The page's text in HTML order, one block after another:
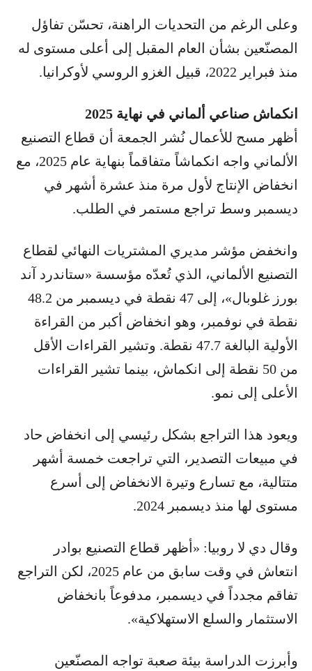
وعلى الرغم من التحديات الراهنة، تحسّن تفاؤل
المصنّعين بشأن العام المقبل إلى أعلى مستوى له
منذ فبراير 2022، قبيل الغزو الروسي لأوكرانيا.
انكماش صناعي ألماني في نهاية 2025
أظهر مسح للأعمال نُشر الجمعة أن قطاع التصنيع
الألماني واجه انكماشاً متفاقماً بنهاية عام 2025، مع
انخفاض الإنتاج لأول مرة منذ عشرة أشهر في
ديسمبر وسط تراجع مستمر في الطلب.
وانخفض مؤشر مديري المشتريات النهائي لقطاع
التصنيع الألماني، الذي تُعدّه مؤسسة «ستاندرد آند
بورز غلوبال»، إلى 47 نقطة في ديسمبر من 48.2
نقطة في نوفمبر، وهو انخفاض أكبر من القراءة
الأولية البالغة 47.7 نقطة. وتشير القراءات الأقل
من 50 نقطة إلى انكماش، بينما تشير القراءات
الأعلى إلى نمو.
ويعود هذا التراجع بشكل رئيسي إلى انخفاض حاد
في مبيعات التصدير، التي تراجعت خمسة أشهر
متتالية، مع تسارع وتيرة الانخفاض إلى أسرع
مستوى لها منذ ديسمبر 2024.
وقال دي لا روبيا: «أظهر قطاع التصنيع بوادر
انتعاش في وقت سابق من عام 2025، لكن التراجع
تفاقم مجدداً في ديسمبر، مدفوعاً بانخفاض
الاستثمار والسلع الاستهلاكية».
وأبرزت الدراسة بيئة صعبة تواجه المصنّعين